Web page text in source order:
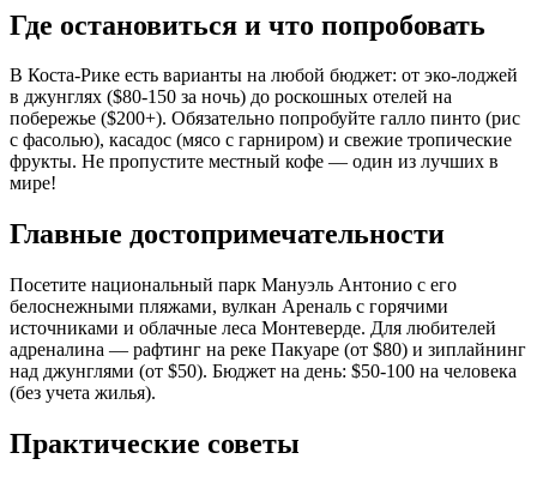
Где остановиться и что попробовать
В Коста-Рике есть варианты на любой бюджет: от эко-лоджей
в джунглях ($80-150 за ночь) до роскошных отелей на
побережье ($200+). Обязательно попробуйте галло пинто (рис
с фасолью), касадос (мясо с гарниром) и свежие тропические
фрукты. Не пропустите местный кофе — один из лучших в
мире!
Главные достопримечательности
Посетите национальный парк Мануэль Антонио с его
белоснежными пляжами, вулкан Ареналь с горячими
источниками и облачные леса Монтеверде. Для любителей
адреналина — рафтинг на реке Пакуаре (от $80) и зиплайнинг
над джунглями (от $50). Бюджет на день: $50-100 на человека
(без учета жилья).
Практические советы